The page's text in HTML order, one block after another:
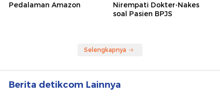
Pedalaman Amazon
Nirempati Dokter-Nakes
soal Pasien BPJS
Selengkapnya
Berita detikcom Lainnya